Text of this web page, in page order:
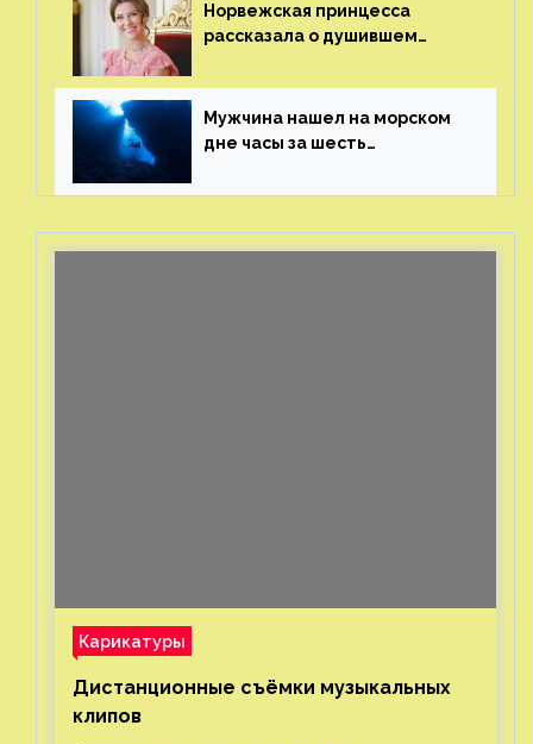
Норвежская принцесса
рассказала о душившем
генерала
Мужчина нашел на морском
дне часы за шесть
с помощью пластиковых
Карикатуры
Дистанционные съёмки музыкальных
клипов⁠⁠